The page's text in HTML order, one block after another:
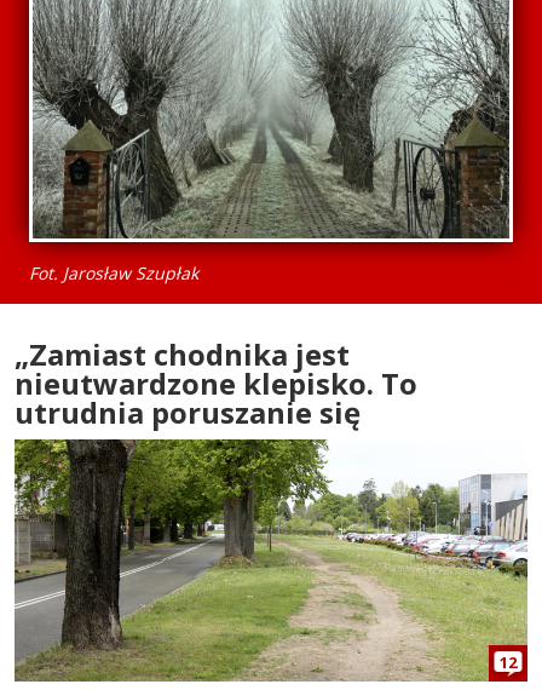
Fot. Jarosław Szupłak
„Zamiast chodnika jest
nieutwardzone klepisko. To
utrudnia poruszanie się
12